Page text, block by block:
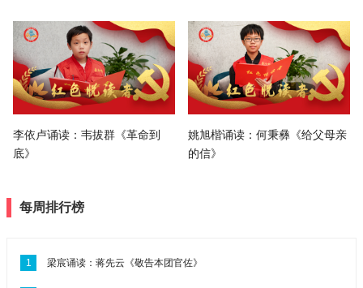
李依卢诵读：韦拔群《革命到
底》
姚旭楷诵读：何秉彝《给父母亲
的信》
每周排行榜
1 梁宸诵读：蒋先云《敬告本团官佐》